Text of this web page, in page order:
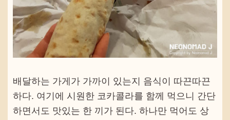
배달하는 가게가 가까이 있는지 음식이 따끈따끈
하다. 여기에 시원한 코카콜라를 함께 먹으니 간단
하면서도 맛있는 한 끼가 된다. 하나만 먹어도 상